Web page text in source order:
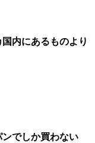
内にあるものより
でしか買わない